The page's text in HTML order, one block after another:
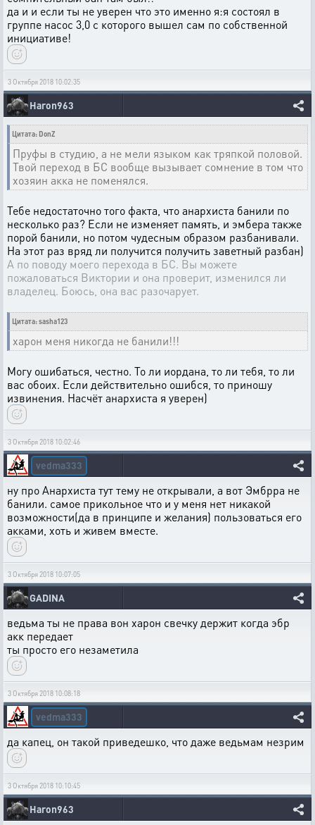
да и и если ты не уверен что это именно я:я состоял в
группе насос 3,0 с которого вышел сам по собственной
инициативе!
3 Октября 2018 10:02:35
Haron963
Цитата: DonZ
Пруфы в студию, а не мели языком как тряпкой половой.
Твой переход в БС вообще вызывает сомнение в том что
хозяин акка не поменялся.
Тебе недостаточно того факта, что анархиста банили по
несколько раз? Если не изменяет память, и эмбера также
порой банили, но потом чудесным образом разбанивали.
На этот раз вряд ли получится получить заветный разбан)
А по поводу моего перехода в БС. Вы можете
пожаловаться Виктории и она проверит, изменился ли
владелец. Боюсь, она вас разочарует.
Цитата: sasha123
харон меня никогда не банили!!!
Могу ошибаться, честно. То ли иордана, то ли тебя, то ли
вас обоих. Если действительно ошибся, то приношу
извинения. Насчёт анархиста я уверен)
3 Октября 2018 10:02:46
vedma333
ну про Анархиста тут тему не открывали, а вот Эмбрра не
банили. самое прикольное что и у меня нет никакой
возможности(да в принципе и желания) пользоваться его
акками, хоть и живем вместе.
3 Октября 2018 10:07:05
GADINA
ведьма ты не права вон харон свечку держит когда эбр
акк передает
ты просто его незаметила
3 Октября 2018 10:08:18
vedma333
да капец, он такой приведешко, что даже ведьмам незрим
3 Октября 2018 10:10:45
Haron963